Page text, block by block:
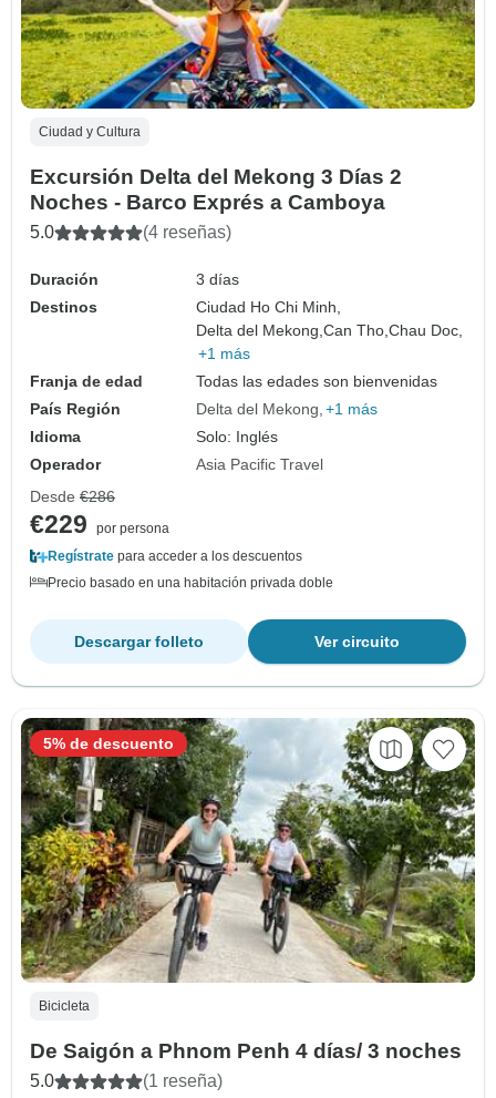
Ciudad y Cultura
Excursión Delta del Mekong 3 Días 2
Noches - Barco Exprés a Camboya
5.0 (4 reseñas)
Duración
3 días
Destinos
Ciudad Ho Chi Minh,
Delta del Mekong,Can Tho,Chau Doc,
+1 más
Franja de edad
Todas las edades son bienvenidas
País Región
Delta del Mekong +1 más
Idioma
Solo: Inglés
Operador
Asia Pacific Travel
Desde €286
€229
por persona
Regístrate para acceder a los descuentos
Precio basado en una habitación privada doble
Ver circuito
Descargar folleto
Bicicleta
De Saigón a Phnom Penh 4 días/ 3 noches
5.0 (1 reseña)
5% de descuento